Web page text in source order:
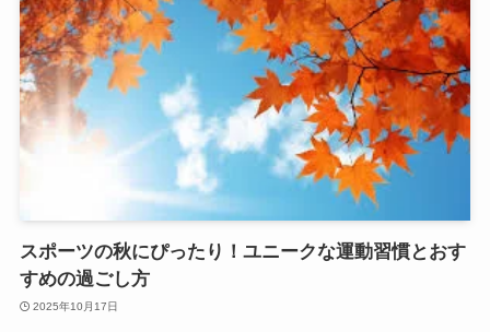
スポーツの秋にぴったり！ユニークな運動習慣とおす
すめの過ごし方
2025年10月17日